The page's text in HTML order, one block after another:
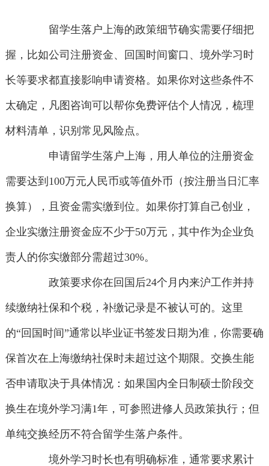
留学生落户上海的政策细节确实需要仔细把
握，比如公司注册资金、回国时间窗口、境外学习时
长等要求都直接影响申请资格。如果你对这些条件不
太确定，凡图咨询可以帮你免费评估个人情况，梳理
材料清单，识别常见风险点。
申请留学生落户上海，用人单位的注册资金
需要达到100万元人民币或等值外币（按注册当日汇率
换算），且资金需实缴到位。如果你打算自己创业，
企业实缴注册资金应不少于50万元，其中作为企业负
责人的你实缴部分需超过30%。
政策要求你在回国后24个月内来沪工作并持
续缴纳社保和个税，补缴记录是不被认可的。这里
的“回国时间”通常以毕业证书签发日期为准，你需要确
保首次在上海缴纳社保时未超过这个期限。交换生能
否申请取决于具体情况：如果国内全日制硕士阶段交
换生在境外学习满1年，可参照进修人员政策执行；但
单纯交换经历不符合留学生落户条件。
境外学习时长也有明确标准，通常要求累计